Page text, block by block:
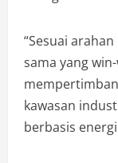
“Sesuai
sama yang
kawasan
berbasis